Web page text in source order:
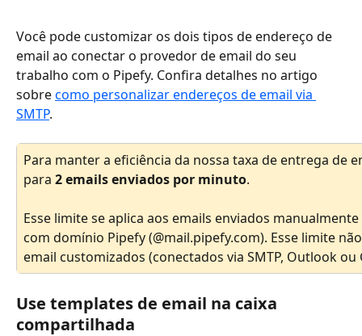
Você pode customizar os dois tipos de endereço de
email ao conectar o provedor de email do seu
trabalho com o Pipefy. Confira detalhes no artigo
sobre como personalizar endereços de email via
SMTP.
Para manter a eficiência da nossa taxa de entrega de
para 2 emails enviados por minuto.
Esse limite se aplica aos emails enviados
com domínio Pipefy (@mail.pipefy.com). Esse limite
email customizados (conectados via SMTP, Outlook ou
Use templates de email na caixa
compartilhada